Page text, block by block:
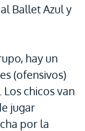
Ballet Azul y
hay un
(ofensivos)
chicos van
jugar
por la